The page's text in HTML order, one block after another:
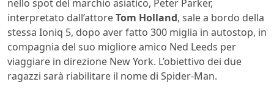
nello spot del marchio asiatico, Peter Parker,
interpretato dall’attoreTom Holland, sale a bordo della
stessa Ioniq 5, dopo aver fatto 300 miglia in autostop, in
compagnia del suo migliore amico Ned Leeds per
viaggiare in direzione New York. L’obiettivo dei due
ragazzi sarà riabilitare il nome di Spider-Man.